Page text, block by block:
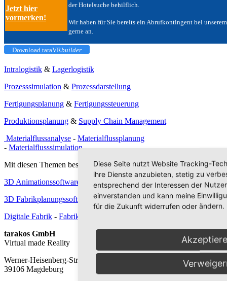
Jetzt hier
vormerken!
der Hotelsuche behilflich.
Wir haben für Sie bereits ein Abrufkontingent bei
gerne an.
Download taraVRbuilder
Intralogistik & Lagerlogistik
Prozesssimulation & Prozessdarstellung
Fertigungsplanung & Fertigungssteuerung
Produktionsplanung & Supply Chain Management
Materialflussanalyse - Materialflussplanung
- Materialflusssimulation
Mit diesen Themen beschäftigen wir uns:
3D Animationssoftware
3D Visualisierungssoftware
3D Fabrikplanungssoftware &3D Simulationssoftware
Digitale Fabrik - Fabrikplanung
tarakos GmbH
Virtual made Reality
Werner-Heisenberg-Str. 1
39106 Magdeburg
Diese Seite nutzt Website Tracking-
ihre Dienste anzubieten, stetig zu
entsprechend der Interessen der
einverstanden und kann meine
für die Zukunft widerrufen oder ändern.